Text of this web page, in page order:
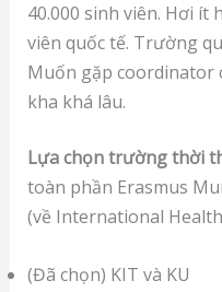
40.000 sinh viên. Hơi
viên quốc tế. Trường
Muốn gặp coordinator
kha khá lâu.
Lựa chọn trường thời
toàn phần Erasmus
(về International
(Đã chọn) KIT và KU